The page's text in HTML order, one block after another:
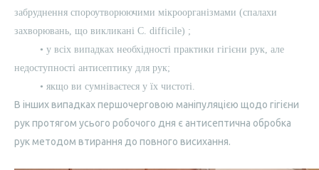
забруднення спороутворюючими мікроорганізмами (спалахи
захворювань, що викликані C. difficile) ;
• у всіх випадках необхідності практики гігієни рук, але
недоступності антисептику для рук;
• якщо ви сумніваєтеся у їх чистоті.
В інших випадках першочерговою маніпуляцією щодо гігієни
рук протягом усього робочого дня є антисептична обробка
рук методом втирання до повного висихання.